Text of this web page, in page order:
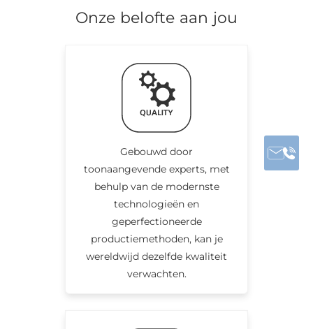
Onze belofte aan jou
Gebouwd door
toonaangevende experts, met
behulp van de modernste
technologieën en
geperfectioneerde
productiemethoden, kan je
wereldwijd dezelfde kwaliteit
verwachten.